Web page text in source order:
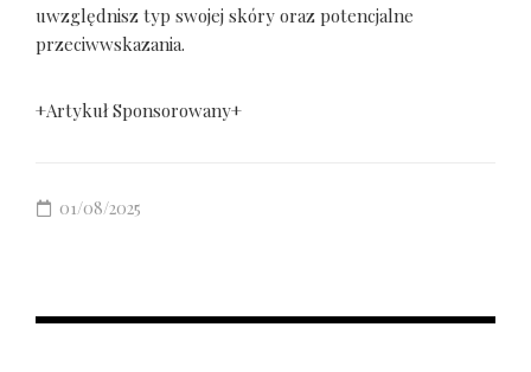
uwzględnisz typ swojej skóry oraz potencjalne
przeciwwskazania.
+Artykuł Sponsorowany+
01/08/2025